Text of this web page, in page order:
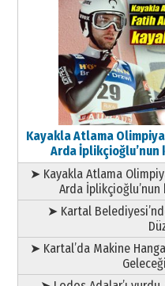
Kayakla Atlama
Arda İplikçioğlu’nun
➤ Kayakla Atlama
Arda İplikçioğlu’nun
➤ Kartal
➤ Kartal’da Makine